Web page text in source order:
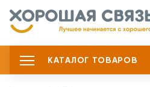
КАТАЛОГ ТОВАРОВ